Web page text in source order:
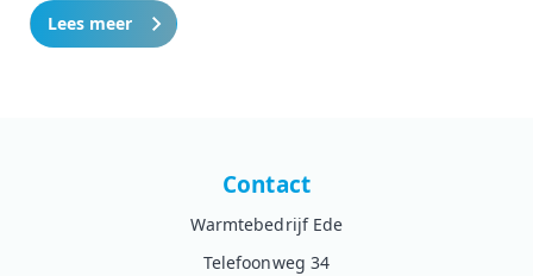
Lees meer
Contact
Warmtebedrijf Ede
Telefoonweg 34